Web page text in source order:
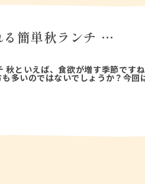
る簡単秋ランチ …
といえば、食欲が増す季節です
多いのではないでしょうか？今